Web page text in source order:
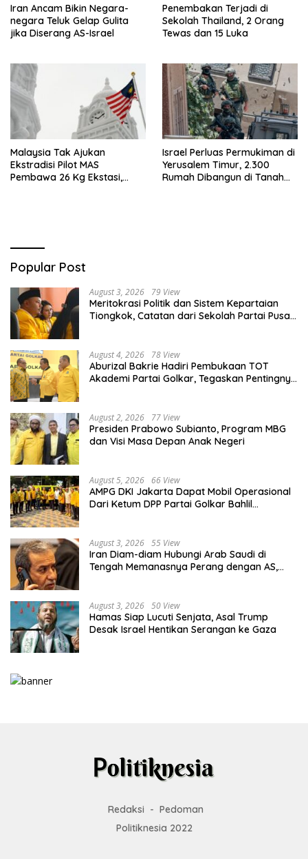
Iran Ancam Bikin Negara-
negara Teluk Gelap Gulita
jika Diserang AS-Israel
Penembakan Terjadi di
Sekolah Thailand, 2 Orang
Tewas dan 15 Luka
Malaysia Tak Ajukan
Ekstradisi Pilot MAS
Pembawa 26 Kg Ekstasi,
Israel Perluas Permukiman di
Yerusalem Timur, 2.300
Rumah Dibangun di Tanah
Popular Post
August 3, 2026 79 View
Meritokrasi Politik dan Sistem Kepartaian
Tiongkok, Catatan dari Sekolah Partai Pusat
August 4, 2026 78 View
Aburizal Bakrie Hadiri Pembukaan TOT
Akademi Partai Golkar, Tegaskan Pentingnya
August 2, 2026 77 View
Presiden Prabowo Subianto, Program MBG
dan Visi Masa Depan Anak Negeri
August 5, 2026 66 View
AMPG DKI Jakarta Dapat Mobil Operasional
Dari Ketum DPP Partai Golkar Bahlil
August 3, 2026 55 View
Iran Diam-diam Hubungi Arab Saudi di
Tengah Memanasnya Perang dengan AS,
August 3, 2026 50 View
Hamas Siap Lucuti Senjata, Asal Trump
Desak Israel Hentikan Serangan ke Gaza
Redaksi
Pedoman
Politiknesia 2022